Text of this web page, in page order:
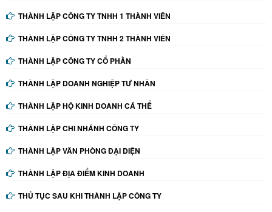
THÀNH LẬP CÔNG TY TNHH 1 THÀNH VIÊN
THÀNH LẬP CÔNG TY TNHH 2 THÀNH VIÊN
THÀNH LẬP CÔNG TY CỔ PHẦN
THÀNH LẬP DOANH NGHIỆP TƯ NHÂN
THÀNH LẬP HỘ KINH DOANH CÁ THỂ
THÀNH LẬP CHI NHÁNH CÔNG TY
THÀNH LẬP VĂN PHÒNG ĐẠI DIỆN
THÀNH LẬP ĐỊA ĐIỂM KINH DOANH
THỦ TỤC SAU KHI THÀNH LẬP CÔNG TY